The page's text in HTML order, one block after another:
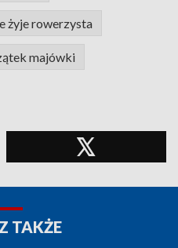
żyje rowerzysta
majówki
TAKŻE